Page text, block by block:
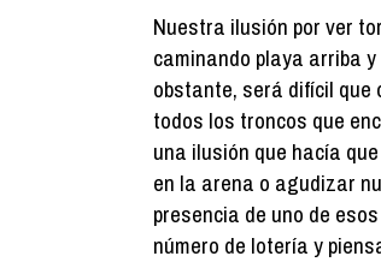
Nuestra ilusión por ver
caminando playa arriba
obstante, será difícil
todos los troncos que
una ilusión que hacía
en la arena o agudizar
presencia de uno de
número de lotería y